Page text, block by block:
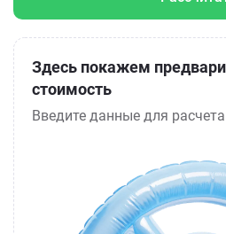
Здесь покажем
стоимость
Введите данные для расчета